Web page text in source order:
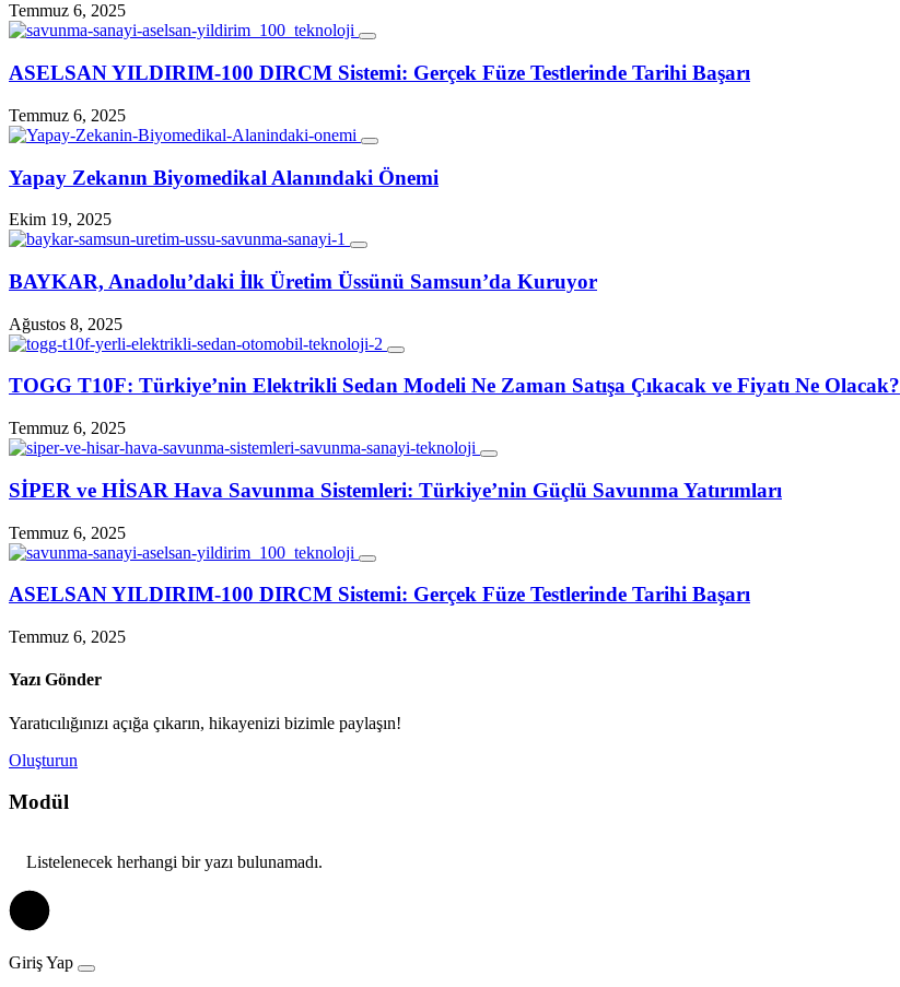
Temmuz 6, 2025
ASELSAN YILDIRIM‑100 DIRCM Sistemi: Gerçek Füze Testlerinde Tarihi Başarı
Temmuz 6, 2025
Yapay Zekanın Biyomedikal Alanındaki Önemi
Ekim 19, 2025
BAYKAR, Anadolu’daki İlk Üretim Üssünü Samsun’da Kuruyor
Ağustos 8, 2025
TOGG T10F: Türkiye’nin Elektrikli Sedan Modeli Ne Zaman Satışa Çıkacak ve Fiyatı Ne Olacak?
Temmuz 6, 2025
SİPER ve HİSAR Hava Savunma Sistemleri: Türkiye’nin Güçlü Savunma Yatırımları
Temmuz 6, 2025
ASELSAN YILDIRIM‑100 DIRCM Sistemi: Gerçek Füze Testlerinde Tarihi Başarı
Temmuz 6, 2025
Yazı Gönder
Yaratıcılığınızı açığa çıkarın, hikayenizi bizimle paylaşın!
Oluşturun
Modül
Listelenecek herhangi bir yazı bulunamadı.
Giriş Yap